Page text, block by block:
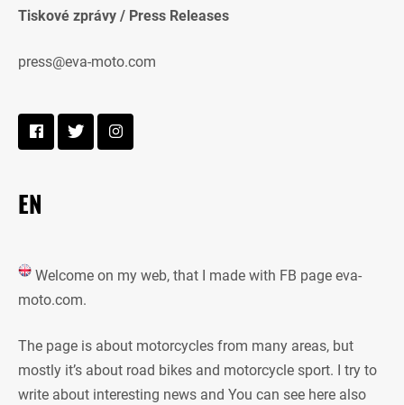
Tiskové zprávy / Press Releases
press@eva-moto.com
EN
Welcome on my web, that I made with FB page eva-
moto.com.
The page is about motorcycles from many areas, but
mostly it’s about road bikes and motorcycle sport. I try to
write about interesting news and You can see here also